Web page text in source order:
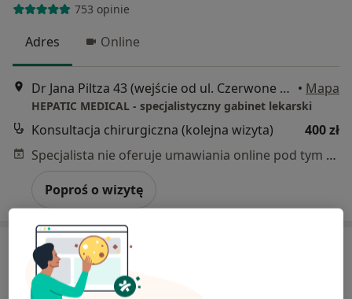
753 opinie
Adres Online
Dr Jana Piltza 43 (wejście od ul. Czerwone Maki ), Kraków • Mapa
HEPATIC MEDICAL - specjalistyczny gabinet lekarski
Konsultacja chirurgiczna (kolejna wizyta)
400 zł
Specjalista nie oferuje umawiania online pod tym adresem.
Poproś o wizytę